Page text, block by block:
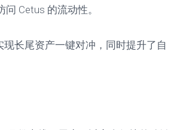
Cetus 的流动性。
长尾资产一键对冲，同时提升了自